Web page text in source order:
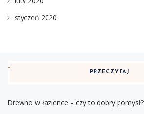
styczeń 2020
PRZECZYTAJ
Drewno w łazience – czy to dobry pomysł?